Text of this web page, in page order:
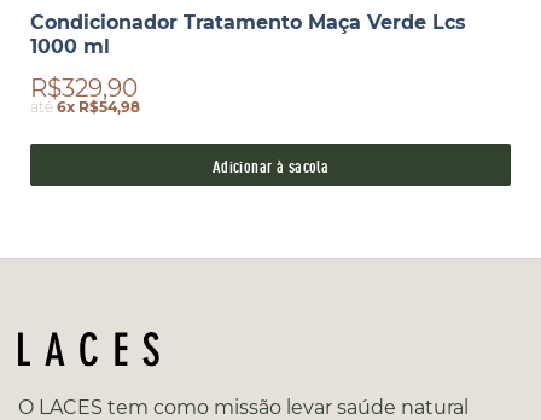
Condicionador Tratamento Maça Verde Lcs
1000 ml
R$329,90
até6x R$54,98
Adicionar à sacola
O LACES tem como missão levar saúde natural